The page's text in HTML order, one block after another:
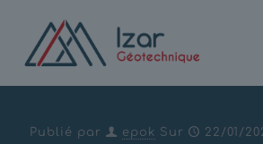
Retenue du Fornet
Publié par epok Sur 22/01/